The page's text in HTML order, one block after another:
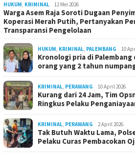
HUKUM, KRIMINAL 12 Mei 2026
Warga Asem Raja Soroti Dugaan
Koperasi Merah Putih, Pertanyakan
Transparansi Pengelolaan
HUKUM, KRIMINAL, PALEMBANG 10
Kronologi pria di
orang yang 2 tahun
KRIMINAL, PERAWANG 10 April 2026
Kurang dari 24 Jam, Tim
Ringkus Pelaku
KRIMINAL, PERAWANG 2 April 2026
Tak Butuh Waktu Lama,
Pelaku Curas Pembacokan